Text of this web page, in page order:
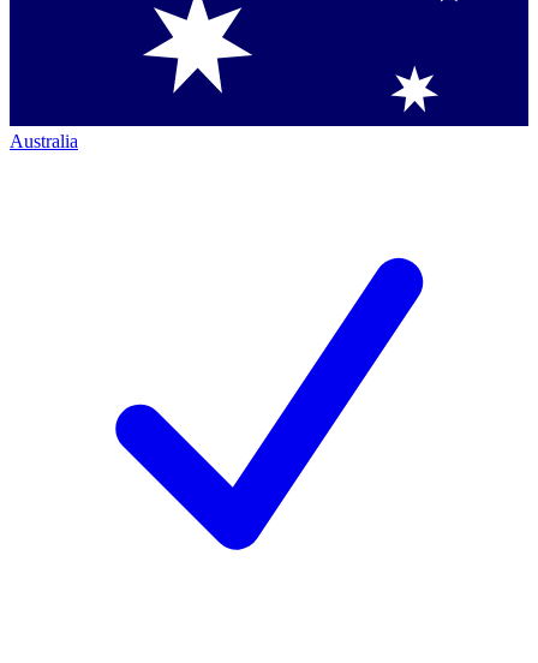
Australia